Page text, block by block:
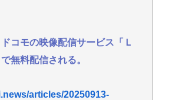
コモの映像配信サービス「Ｌ
無料配信される。
articles/20250913-